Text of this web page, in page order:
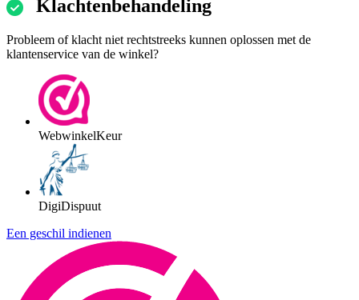
Klachtenbehandeling
Probleem of klacht niet rechtstreeks kunnen oplossen met de
klantenservice van de winkel?
WebwinkelKeur
DigiDispuut
Een geschil indienen